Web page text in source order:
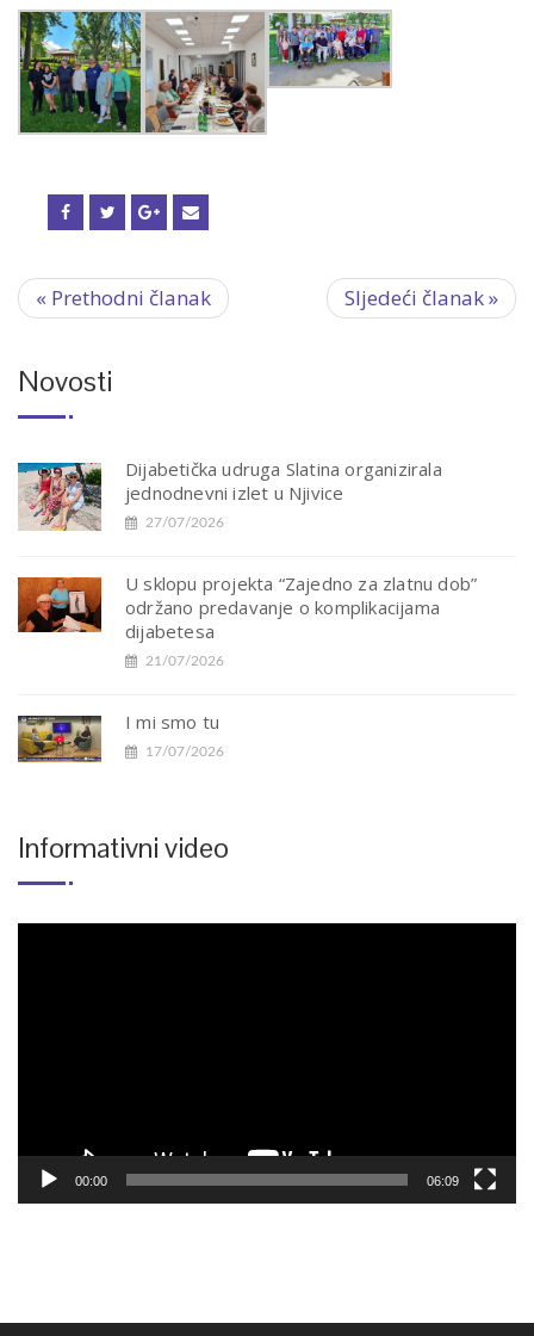
« Prethodni članak Sljedeći članak »
Novosti
Dijabetička udruga Slatina organizirala
jednodnevni izlet u Njivice
27/07/2026
U sklopu projekta “Zajedno za zlatnu dob”
održano predavanje o komplikacijama
dijabetesa
21/07/2026
I mi smo tu
17/07/2026
Informativni video
00:00 06:09